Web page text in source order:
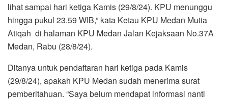
lihat sampai hari ketiga Kamis (29/8/24). KPU menunggu
hingga pukul 23.59 WIB,” kata Ketau KPU Medan Mutia
Atiqah di halaman KPU Medan Jalan Kejaksaan No.37A
Medan, Rabu (28/8/24).
Ditanya untuk pendaftaran hari ketiga pada Kamis
(29/8/24), apakah KPU Medan sudah menerima surat
pemberitahuan. “Saya belum mendapat informasi nanti